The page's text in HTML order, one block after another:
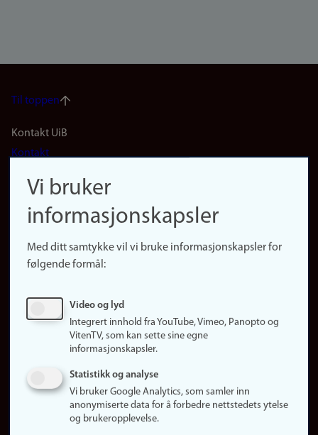
Til toppen
Footer
(no)
Kontakt UiB
Kontakt
Finn forsker
Presse
Finn studier
Ledige stillinger
Om nettstedet
Informasjonskapsler
Vi bruker
informasjonskapsler
Med ditt samtykke vil vi bruke informasjonskapsler for
følgende formål:
Video og lyd
Integrert innhold fra YouTube, Vimeo, Panopto og
VitenTV, som kan sette sine egne
informasjonskapsler.
Statistikk og analyse
Vi bruker Google Analytics, som samler inn
anonymiserte data for å forbedre nettstedets ytelse
og brukeropplevelse.